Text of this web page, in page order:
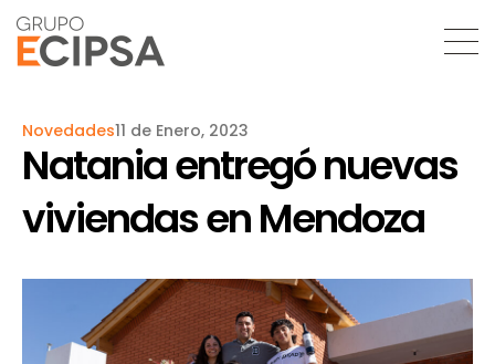
Novedades11 de Enero, 2023
Natania entregó nuevas
viviendas en Mendoza